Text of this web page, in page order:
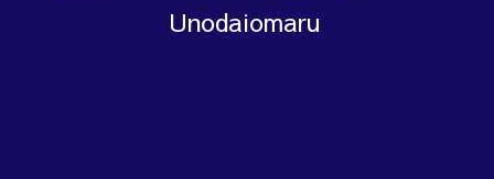
Unodaiomaru